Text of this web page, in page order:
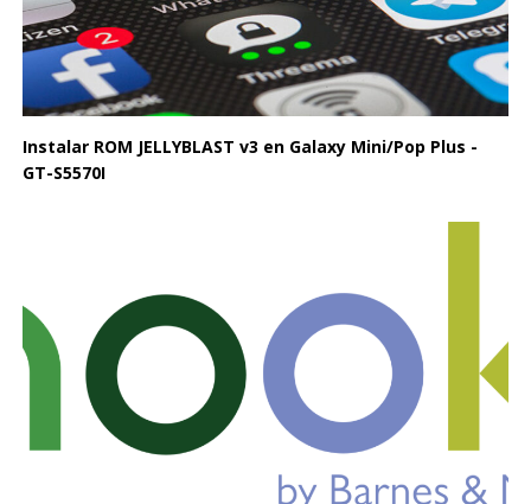
Instalar ROM JELLYBLAST v3 en Galaxy Mini/Pop Plus -
GT-S5570I